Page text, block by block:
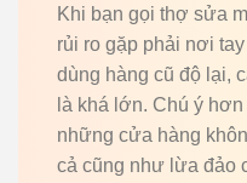
Khi bạn gọi thợ sửa
rủi ro gặp phải nơi
dùng hàng cũ độ lại,
là khá lớn. Chú ý
những cửa hàng
cả cũng như lừa đảo